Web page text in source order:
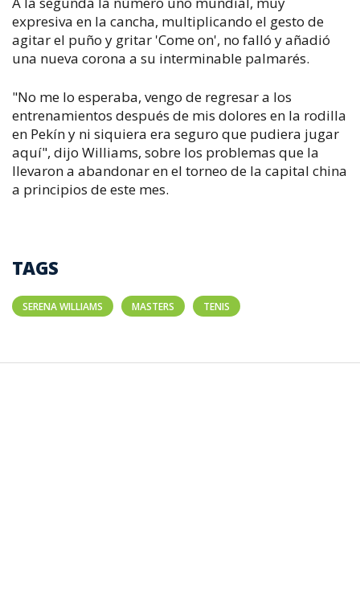
expresiva en la cancha, multiplicando el gesto de
agitar el puño y gritar 'Come on', no falló y añadió
una nueva corona a su interminable palmarés.
"No me lo esperaba, vengo de regresar a los
entrenamientos después de mis dolores en la rodilla
en Pekín y ni siquiera era seguro que pudiera jugar
aquí", dijo Williams, sobre los problemas que la
llevaron a abandonar en el torneo de la capital china
a principios de este mes.
TAGS
SERENA WILLIAMS MASTERS TENIS